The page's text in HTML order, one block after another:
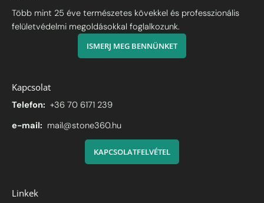
Több mint 25 éve természetes kövekkel és professzionális
felületvédelmi megoldásokkal foglalkozunk.
ISMERJ MEG BENNÜNKET
Kapcsolat
Telefon: +36 70 6171 239
e-mail: mail@stone360.hu
KAPCSOLATFELVÉTEL
Linkek